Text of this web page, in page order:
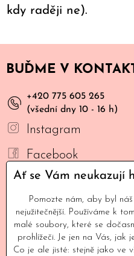
kdy raději ne).
BUĎME V
+420 775 605 265
(všední dny 10 - 16 h)
Instagram
Facebook
YouTube
Mail
INFORMACE
Ať se Vám neukazují
Pomozte nám, aby byl
nejužitečnější. Používáme k
malé soubory, které se
prohlížeči. Je jen na Vás, jak
Co je ale jisté: stejně jako ve